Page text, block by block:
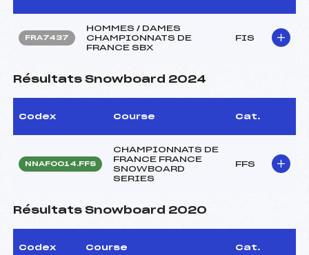
FRA7437
HOMMES / DAMES
CHAMPIONNATS DE
FRANCE SBX
FIS
Résultats Snowboard 2024
Codex Course Cat.
NNAF0014.FFS
CHAMPIONNATS DE
FRANCE FRANCE
SNOWBOARD
SERIES
FFS
Résultats Snowboard 2020
Codex Course Cat.